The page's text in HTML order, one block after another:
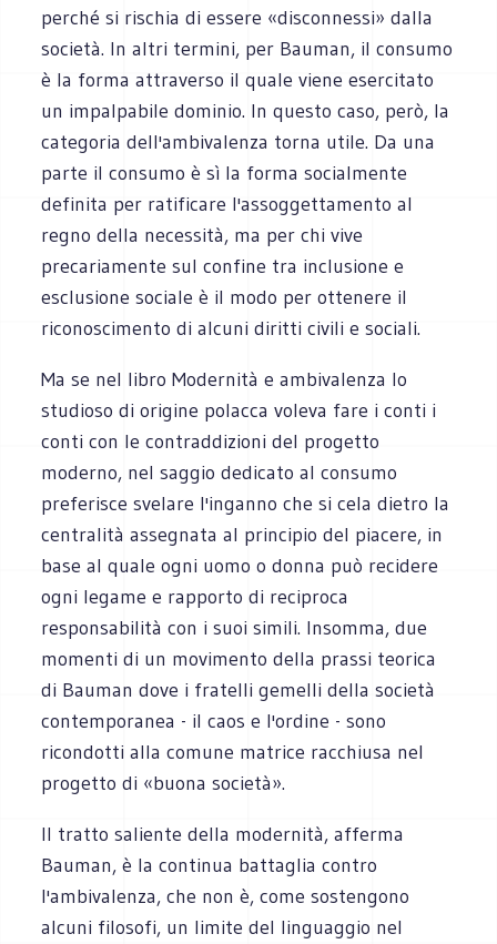
perché si rischia di essere «disconnessi» dalla
società. In altri termini, per Bauman, il consumo
è la forma attraverso il quale viene esercitato
un impalpabile dominio. In questo caso, però, la
categoria dell'ambivalenza torna utile. Da una
parte il consumo è sì la forma socialmente
definita per ratificare l'assoggettamento al
regno della necessità, ma per chi vive
precariamente sul confine tra inclusione e
esclusione sociale è il modo per ottenere il
riconoscimento di alcuni diritti civili e sociali.
Ma se nel libro Modernità e ambivalenza lo
studioso di origine polacca voleva fare i conti i
conti con le contraddizioni del progetto
moderno, nel saggio dedicato al consumo
preferisce svelare l'inganno che si cela dietro la
centralità assegnata al principio del piacere, in
base al quale ogni uomo o donna può recidere
ogni legame e rapporto di reciproca
responsabilità con i suoi simili. Insomma, due
momenti di un movimento della prassi teorica
di Bauman dove i fratelli gemelli della società
contemporanea - il caos e l'ordine - sono
ricondotti alla comune matrice racchiusa nel
progetto di «buona società».
Il tratto saliente della modernità, afferma
Bauman, è la continua battaglia contro
l'ambivalenza, che non è, come sostengono
alcuni filosofi, un limite del linguaggio nel